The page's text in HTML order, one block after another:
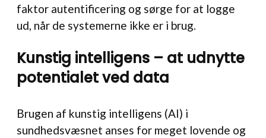
faktor autentificering og sørge for at logge
ud, når de systemerne ikke er i brug.
Kunstig intelligens – at udnytte
potentialet ved data
Brugen af kunstig intelligens (AI) i
sundhedsvæsnet anses for meget lovende og